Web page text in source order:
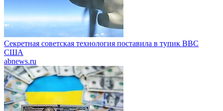
Секретная советская технология поставила в тупик ВВС
США
abnews.ru